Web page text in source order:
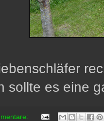
sollte es eine